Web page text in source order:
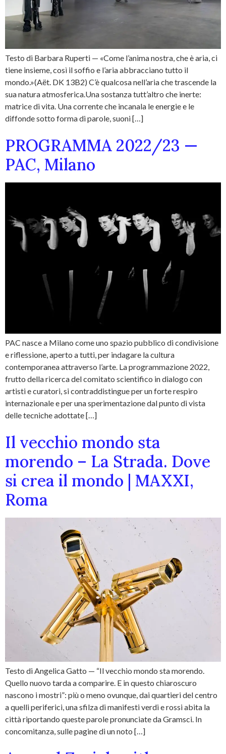
Testo di Barbara Ruperti — «Come l’anima nostra, che è aria, ci
tiene insieme, così il soffio e l’aria abbracciano tutto il
mondo.»(Aët. DK 13B2) C’è qualcosa nell’aria che trascende la
sua natura atmosferica.Una sostanza tutt’altro che inerte:
matrice di vita. Una corrente che incanala le energie e le
diffonde sotto forma di parole, suoni […]
PROGRAMMA 2022/23 —
PAC, Milano
PAC nasce a Milano come uno spazio pubblico di condivisione
e riflessione, aperto a tutti, per indagare la cultura
contemporanea attraverso l’arte. La programmazione 2022,
frutto della ricerca del comitato scientifico in dialogo con
artisti e curatori, si contraddistingue per un forte respiro
internazionale e per una sperimentazione dal punto di vista
delle tecniche adottate […]
Il vecchio mondo sta
morendo – La Strada. Dove
si crea il mondo | MAXXI,
Roma
Testo di Angelica Gatto — “Il vecchio mondo sta morendo.
Quello nuovo tarda a comparire. E in questo chiaroscuro
nascono i mostri”: più o meno ovunque, dai quartieri del centro
a quelli periferici, una sfilza di manifesti verdi e rossi abita la
città riportando queste parole pronunciate da Gramsci. In
concomitanza, sulle pagine di un noto […]